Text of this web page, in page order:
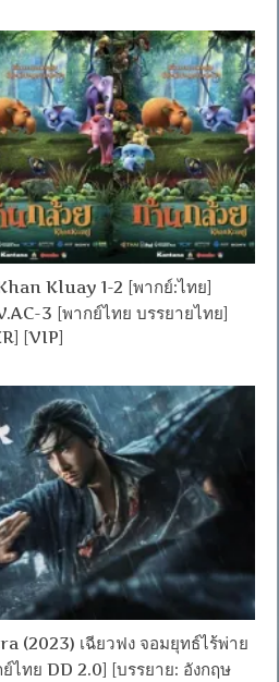
Kluay 1-2 [พากย์:ไทย]
3 [พากย์ไทย บรรยายไทย]
[VIP]
(2023) เฉียวฟง จอมยุทธ์ไร้พ่าย
ไทย DD 2.0] [บรรยาย: อังกฤษ